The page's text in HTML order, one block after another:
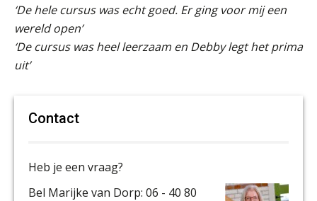
‘De hele cursus was echt goed. Er ging voor mij een
wereld open’
‘De cursus was heel leerzaam en Debby legt het prima
uit’
Contact
Heb je een vraag?
Bel Marijke van Dorp: 06 - 40 80